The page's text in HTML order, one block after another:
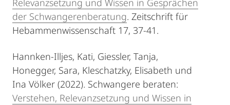
Relevanzsetzung und Wissen in Gesprächen
der Schwangerenberatung. Zeitschrift für
Hebammenwissenschaft 17, 37-41.
Hannken-Illjes, Kati, Giessler, Tanja,
Honegger, Sara, Kleschatzky, Elisabeth und
Ina Völker (2022). Schwangere beraten:
Verstehen, Relevanzsetzung und Wissen in